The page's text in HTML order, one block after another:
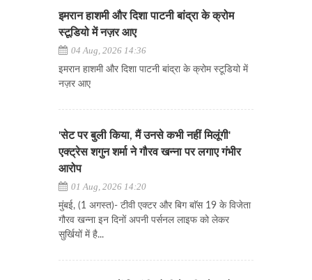
इमरान हाशमी और दिशा पाटनी बांद्रा के क्रोम
स्टूडियो में नज़र आए
04 Aug, 2026 14:36
इमरान हाशमी और दिशा पाटनी बांद्रा के क्रोम स्टूडियो में
नज़र आए
'सेट पर बुली किया, मैं उनसे कभी नहीं मिलूंगी'
एक्ट्रेस शगुन शर्मा ने गौरव खन्ना पर लगाए गंभीर
आरोप
01 Aug, 2026 14:20
मुंबई, (1 अगस्त)- टीवी एक्टर और बिग बाॅस 19 के विजेता
गौरव खन्ना इन दिनों अपनी पर्सनल लाइफ को लेकर
सुर्खियों में है...